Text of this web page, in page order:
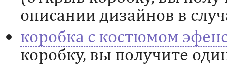
описании дизайнов в
коробка с костюмом
коробку, вы получите